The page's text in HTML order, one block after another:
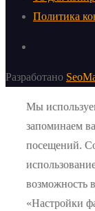
Политика
Разработано
Мы
запоминаем
посещений.
возможность
«Настройки